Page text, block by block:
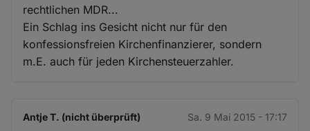
rechtlichen MDR...
Ein Schlag ins Gesicht nicht nur für den
konfessionsfreien Kirchenfinanzierer, sondern
m.E. auch für jeden Kirchensteuerzahler.
Antje T. (nicht überprüft) Sa. 9 Mai 2015 - 17:17